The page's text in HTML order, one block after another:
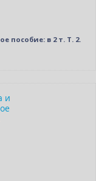
пособие: в 2 т. Т. 2.